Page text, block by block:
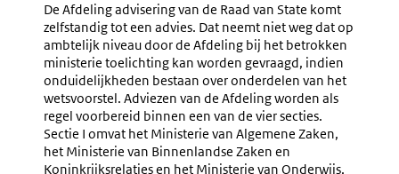
Openbaarmaking
Van
Het
Voorstel
En
De
Adviesaanvraag
De Afdeling advisering van de Raad van State komt
zelfstandig tot een advies. Dat neemt niet weg dat op
ambtelijk niveau door de Afdeling bij het betrokken
ministerie toelichting kan worden gevraagd, indien
onduidelijkheden bestaan over onderdelen van het
wetsvoorstel. Adviezen van de Afdeling worden als
regel voorbereid binnen een van de vier secties.
Sectie I omvat het Ministerie van Algemene Zaken,
het Ministerie van Binnenlandse Zaken en
Koninkrijksrelaties en het Ministerie van Onderwijs,